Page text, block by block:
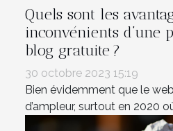
Quels sont les
inconvénients d’une
blog gratuite ?
30 octobre 2023 15:19
Bien évidemment que le
d’ampleur, surtout en 2020